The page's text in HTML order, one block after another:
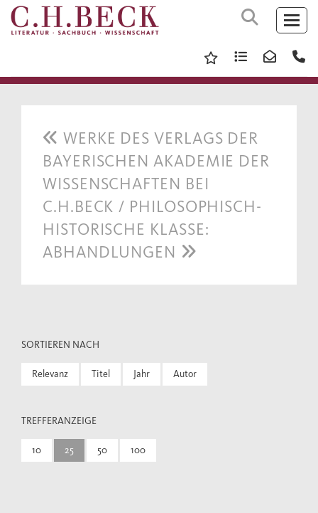
WERKE DES VERLAGS DER
BAYERISCHEN AKADEMIE DER
WISSENSCHAFTEN BEI
C.H.BECK / PHILOSOPHISCH-
HISTORISCHE KLASSE:
ABHANDLUNGEN
SORTIEREN NACH
Relevanz Titel Jahr Autor
TREFFERANZEIGE
10 25 50 100